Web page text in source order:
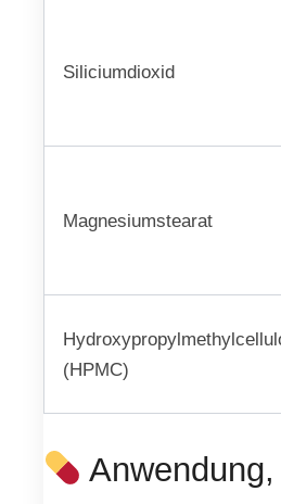
Siliciumdioxid
Magnesiumstearat
(HPMC)